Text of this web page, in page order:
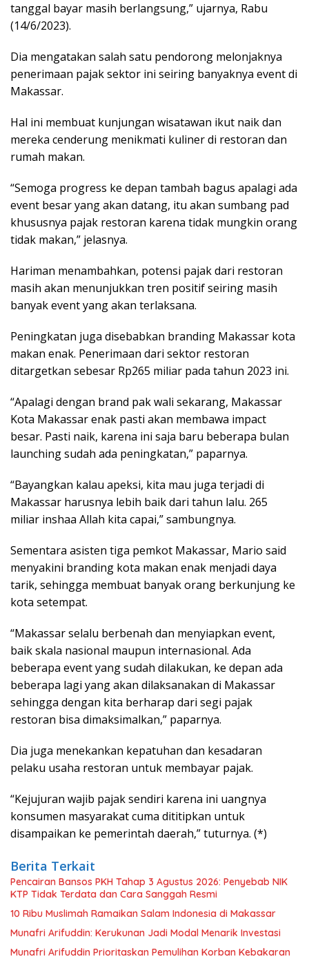
tanggal bayar masih berlangsung,” ujarnya, Rabu
(14/6/2023).
Dia mengatakan salah satu pendorong melonjaknya
penerimaan pajak sektor ini seiring banyaknya event di
Makassar.
Hal ini membuat kunjungan wisatawan ikut naik dan
mereka cenderung menikmati kuliner di restoran dan
rumah makan.
“Semoga progress ke depan tambah bagus apalagi ada
event besar yang akan datang, itu akan sumbang pad
khususnya pajak restoran karena tidak mungkin orang
tidak makan,” jelasnya.
Hariman menambahkan, potensi pajak dari restoran
masih akan menunjukkan tren positif seiring masih
banyak event yang akan terlaksana.
Peningkatan juga disebabkan branding Makassar kota
makan enak. Penerimaan dari sektor restoran
ditargetkan sebesar Rp265 miliar pada tahun 2023 ini.
“Apalagi dengan brand pak wali sekarang, Makassar
Kota Makassar enak pasti akan membawa impact
besar. Pasti naik, karena ini saja baru beberapa bulan
launching sudah ada peningkatan,” paparnya.
“Bayangkan kalau apeksi, kita mau juga terjadi di
Makassar harusnya lebih baik dari tahun lalu. 265
miliar inshaa Allah kita capai,” sambungnya.
Sementara asisten tiga pemkot Makassar, Mario said
menyakini branding kota makan enak menjadi daya
tarik, sehingga membuat banyak orang berkunjung ke
kota setempat.
“Makassar selalu berbenah dan menyiapkan event,
baik skala nasional maupun internasional. Ada
beberapa event yang sudah dilakukan, ke depan ada
beberapa lagi yang akan dilaksanakan di Makassar
sehingga dengan kita berharap dari segi pajak
restoran bisa dimaksimalkan,” paparnya.
Dia juga menekankan kepatuhan dan kesadaran
pelaku usaha restoran untuk membayar pajak.
“Kejujuran wajib pajak sendiri karena ini uangnya
konsumen masyarakat cuma dititipkan untuk
disampaikan ke pemerintah daerah,” tuturnya. (*)
Berita Terkait
Pencairan Bansos PKH Tahap 3 Agustus 2026: Penyebab NIK
KTP Tidak Terdata dan Cara Sanggah Resmi
10 Ribu Muslimah Ramaikan Salam Indonesia di Makassar
Munafri Arifuddin: Kerukunan Jadi Modal Menarik Investasi
Munafri Arifuddin Prioritaskan Pemulihan Korban Kebakaran